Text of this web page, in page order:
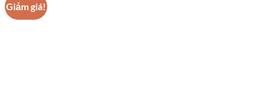
Giảm giá!